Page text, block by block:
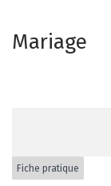
Mariage
Fiche pratique